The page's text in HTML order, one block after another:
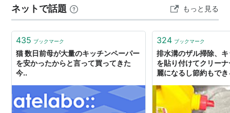
い。難しくて、楽天サイトで比較検討に時間が掛かった
が、キッチンペーパーとトイレットペーパー…
ネットで話題 もっと見る
435 ブックマーク
猫 数日前母が大量のキッチンペーパー
を安かったからと言って買ってきた
今..
324 ブックマーク
排水溝のザル掃除、
を貼り付けてクリー
麗になるし節約もで